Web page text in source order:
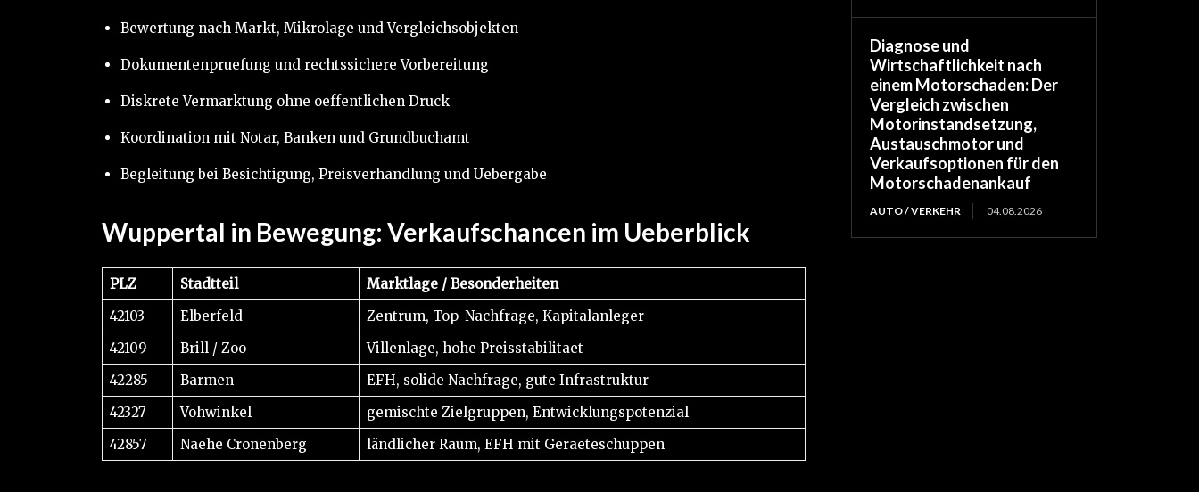
Bewertung nach Markt, Mikrolage und Vergleichsobjekten
Dokumentenpruefung und rechtssichere Vorbereitung
Diskrete Vermarktung ohne oeffentlichen Druck
Koordination mit Notar, Banken und Grundbuchamt
Begleitung bei Besichtigung, Preisverhandlung und Uebergabe
Wuppertal in Bewegung: Verkaufschancen im Ueberblick
PLZ Stadtteil
Marktlage / Besonderheiten
42103
Elberfeld
Zentrum, Top-Nachfrage, Kapitalanleger
42109
Brill / Zoo
Villenlage, hohe Preisstabilitaet
42285
Barmen
EFH, solide Nachfrage, gute Infrastruktur
42327
Vohwinkel
gemischte Zielgruppen, Entwicklungspotenzial
42857
Naehe Cronenberg ländlicher Raum, EFH mit Geraeteschuppen
Diagnose und
Wirtschaftlichkeit nach
einem Motorschaden: Der
Vergleich zwischen
Motorinstandsetzung,
Austauschmotor und
Verkaufsoptionen für den
Motorschadenankauf
AUTO / VERKEHR 04.08.2026